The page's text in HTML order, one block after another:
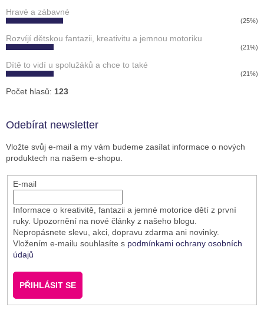
Hravé a zábavné
(25%)
Rozvíjí dětskou fantazii, kreativitu a jemnou motoriku
(21%)
Dítě to vidí u spolužáků a chce to také
(21%)
Počet hlasů: 123
Odebírat newsletter
Vložte svůj e-mail a my vám budeme zasílat informace o nových
produktech na našem e-shopu.
E-mail
Informace o kreativitě, fantazii a jemné motorice dětí z první
ruky. Upozornění na nové články z našeho blogu.
Nepropásnete slevu, akci, dopravu zdarma ani novinky.
Vložením e-mailu souhlasíte s podmínkami ochrany osobních
údajů
PŘIHLÁSIT SE